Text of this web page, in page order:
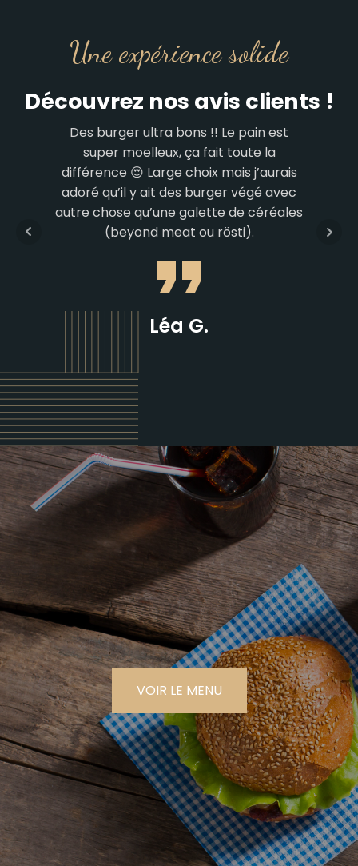
Une expérience solide
Découvrez nos avis clients !
Des burger ultra bons !! Le pain est
super moelleux, ça fait toute la
différence 😍 Large choix mais j’aurais
adoré qu’il y ait des burger végé avec
autre chose qu’une galette de céréales
(beyond meat ou rösti).
Léa G.
VOIR LE MENU